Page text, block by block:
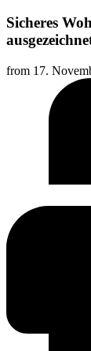
Sicheres
from 17.